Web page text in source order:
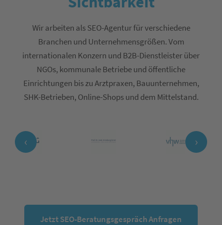
Wir arbeiten als SEO-Agentur für verschiedene
Branchen und Unternehmensgrößen. Vom
internationalen Konzern und B2B-Dienstleister über
NGOs, kommunale Betriebe und öffentliche
Einrichtungen bis zu Arztpraxen, Bauunternehmen,
SHK-Betrieben, Online-Shops und dem Mittelstand.
‹ ›
Jetzt SEO-Beratungsgespräch Anfragen